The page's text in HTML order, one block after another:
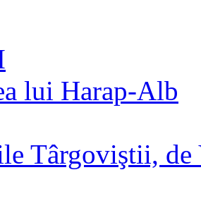
lui Harap-Alb
Târgoviştii, de